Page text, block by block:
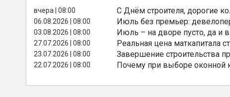
вчера | 08:00 С Днём строителя, дорогие
06.08.2026 | 08:00 Июль без премьер:
03.08.2026 | 08:00 Июль – на дворе пусто, да и в
27.07.2026 | 08:00 Реальная цена маткапитала
23.07.2026 | 08:00 Завершение строительства
22.07.2026 | 08:00 Почему при выборе оконной